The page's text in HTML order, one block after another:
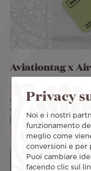
Aviationtag x
30 Gen 2023
anniversario di Air
occasione ti
informazioni
Privacy
Noi e i nostri
funzionamento
meglio come
conversioni e per
Puoi cambiare
facendo clic sul